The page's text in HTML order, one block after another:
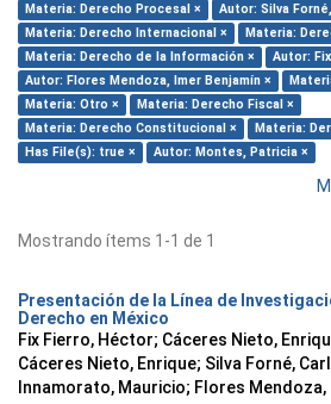
Materia: Derecho Procesal ×
Autor: Silva
Materia: Derecho Internacional ×
Materia:
Materia: Derecho de la Información ×
Autor:
Autor: Flores Mendoza, Imer Benjamín ×
Materia: Otro ×
Materia: Derecho Fiscal ×
Materia: Derecho Constitucional ×
Materia:
Has File(s): true ×
Autor: Montes, Patricia ×
Mostrando ítems 1-1 de 1
Presentación de la Línea de
Derecho en México
Fix Fierro, Héctor; Cáceres Nieto,
Cáceres Nieto, Enrique; Silva Forné,
Innamorato, Mauricio; Flores Mendoza,